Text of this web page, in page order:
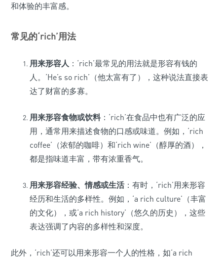
和体验的丰富感。
常见的‘rich’用法
用来形容人 ：‘rich’最常见的用法就是形容有钱的
人。‘He’s so rich’（他太富有了），这种说法直接表
达了财富的多寡。
用来形容食物或饮料：‘rich’在食品中也有广泛的应
用，通常用来描述食物的口感或味道。例如，‘rich
coffee’（浓郁的咖啡）和‘rich wine’（醇厚的酒），
都是指味道丰富，带有浓重香气。
用来形容经验、情感或生活：有时，‘rich’用来形容
经历和生活的多样性。例如，‘a rich culture’（丰富
的文化），或‘a rich history’（悠久的历史），这些
表达强调了内容的多样性和深度。
此外，‘rich’还可以用来形容一个人的性格，如‘a rich